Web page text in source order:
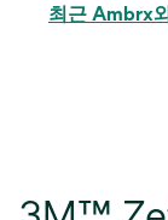
최근 Ambrx